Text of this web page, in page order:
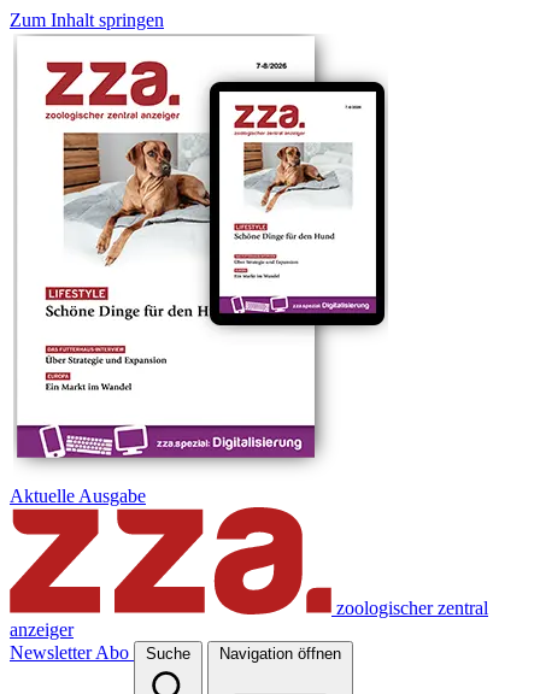
Zum Inhalt springen
Aktuelle Ausgabe
zoologischer zentral
anzeiger
Newsletter Abo Suche Navigation öffnen